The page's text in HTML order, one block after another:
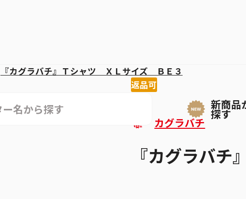
新商品
探す
『カグラバチ』Ｔシャツ ＸＬサイズ ＢＥ３
返品可
カグラバチ
『カグラバチ